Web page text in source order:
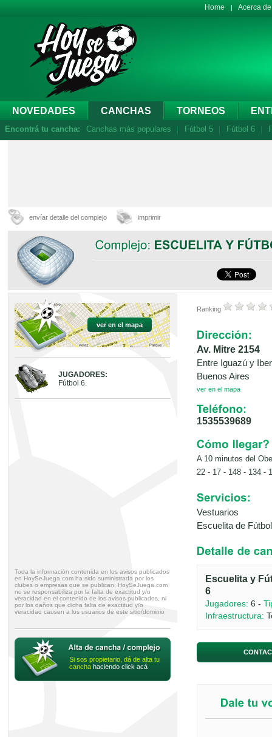
Home Acerca
NOVEDADES CANCHAS TORNEOS
Encontrá tu cancha: Canchas más populares Fútbol 5 Fútbol 6
envíar detalle del complejo imprimir
ver en el mapa
JUGADORES:
Fútbol 6.
Toda la información contenida en los avisos publicados
en HoySeJuega.com ha sido suministrada por los
clubes o empresas que se publican. HoySeJuega.com
no se responsabiliza por la falta de exactitud y/o
veracidad en el contenido de los avisos publicados, ni
por los daños que dicha falta de exactitud y/o
veracidad causen a los usuarios de este sitio/dominio
Si sos propietario, dá de alta tu
cancha haciendo click acá
Ranking
Av. Mitre 2154
Entre Iguazú y
Buenos Aires
ver en el mapa
1535539689
A 10 minutos del
22 - 17 - 148 - 134 -
Vestuarios
Escuelita de Fútbol
Escuelita y
6
Jugadores: 6 -
Infraestructura: